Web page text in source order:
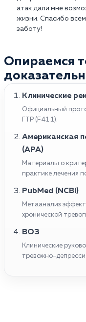
атак дали мне
жизни. Спасибо
заботу!
Опираемся
Клинические
Официальный
ГТР (F41.1).
Американская
(APA)
Материалы о
практике лечения
PubMed (NCBI)
Метаанализ
хронической
ВОЗ
Клинические
тревожно-